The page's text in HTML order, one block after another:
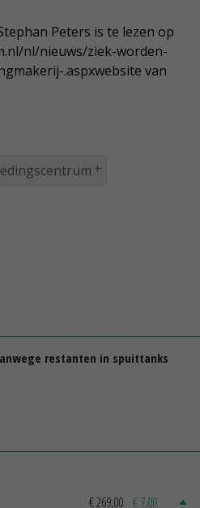
Peters is te lezen op
nl/nieuws/ziek-worden-
.aspxwebsite van
restanten in spuittanks
€ 269,00 € 7,00